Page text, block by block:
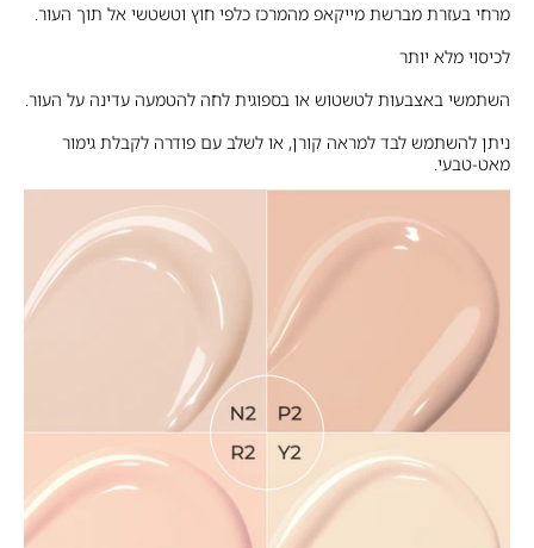
מרחי בעזרת מברשת מייקאפ מהמרכז כלפי חוץ וטשטשי אל תוך העור.
לכיסוי מלא יותר
השתמשי באצבעות לטשטוש או בספוגית לחה להטמעה עדינה על העור.
ניתן להשתמש לבד למראה קורן, או לשלב עם פודרה לקבלת גימור
מאט-טבעי.